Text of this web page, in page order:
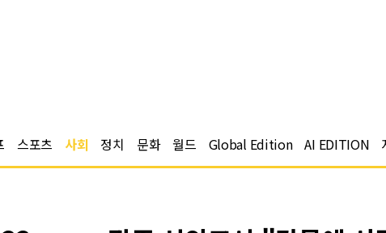
스포츠 사회 정치 문화 월드 Global Edition AI EDITION